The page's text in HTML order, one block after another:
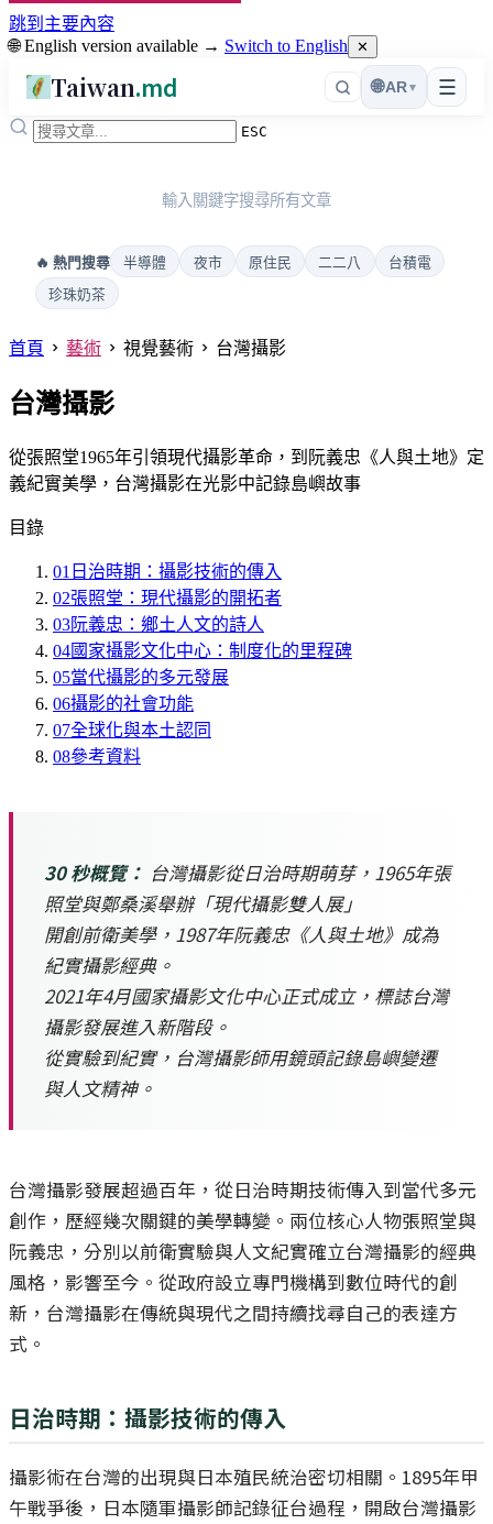
跳到主要內容
🌐 English version available → Switch to English ✕
Taiwan.md ☰
🌐AR▾
ESC
輸入關鍵字搜尋所有文章
🔥 熱門搜尋 半導體 夜市 原住民 二二八
台積電
珍珠奶茶
首頁 藝術 視覺藝術 台灣攝影
台灣攝影
從張照堂1965年引領現代攝影革命，到阮義忠《人與土地》定
義紀實美學，台灣攝影在光影中記錄島嶼故事
目錄
01 日治時期：攝影技術的傳入
02張照堂：現代攝影的開拓者
03阮義忠：鄉土人文的詩人
04國家攝影文化中心：制度化的里程碑
05當代攝影的多元發展
06攝影的社會功能
07全球化與本土認同
08參考資料
30 秒概覽： 台灣攝影從日治時期萌芽，1965年張
照堂與鄭桑溪舉辦「現代攝影雙人展」
開創前衛美學，1987年阮義忠《人與土地》成為
紀實攝影經典。
2021年4月國家攝影文化中心正式成立，標誌台灣
攝影發展進入新階段。
從實驗到紀實，台灣攝影師用鏡頭記錄島嶼變遷
與人文精神。
台灣攝影發展超過百年，從日治時期技術傳入到當代多元
創作，歷經幾次關鍵的美學轉變。兩位核心人物張照堂與
阮義忠，分別以前衛實驗與人文紀實確立台灣攝影的經典
風格，影響至今。從政府設立專門機構到數位時代的創
新，台灣攝影在傳統與現代之間持續找尋自己的表達方
式。
日治時期：攝影技術的傳入
攝影術在台灣的出現與日本殖民統治密切相關。1895年甲
午戰爭後，日本隨軍攝影師記錄征台過程，開啟台灣攝影